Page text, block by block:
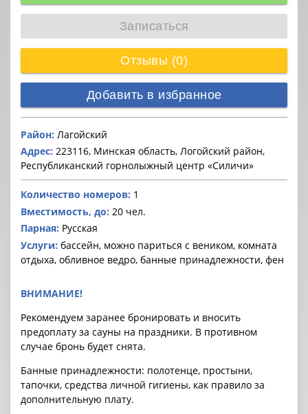
Записаться
Отзывы (0)
Добавить в избранное
Район: Лагойский
Адрес: 223116, Минская область, Логойский район,
Республиканский горнолыжный центр «Силичи»
Количество номеров: 1
Вместимость, до: 20 чел.
Парная: Русская
Услуги: бассейн, можно париться с веником, комната
отдыха, обливное ведро, банные принадлежности, фен
ВНИМАНИЕ!
Рекомендуем заранее бронировать и вносить
предоплату за cауны на праздники. В противном
случае бронь будет снята.
Банные принадлежности: полотенце, простыни,
тапочки, средства личной гигиены, как правило за
дополнительную плату.